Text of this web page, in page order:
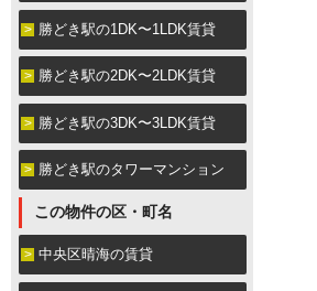
勝どき駅の1DK〜1LDK賃貸
勝どき駅の2DK〜2LDK賃貸
勝どき駅の3DK〜3LDK賃貸
勝どき駅のタワーマンション
この物件の区・町名
中央区晴海の賃貸